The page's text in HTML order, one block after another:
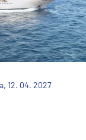
12. 04. 2027